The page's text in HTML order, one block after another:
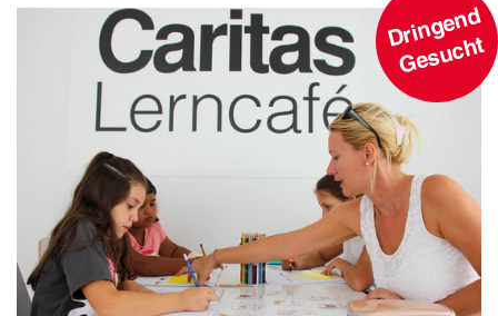
D
ri
n
g
e
n
d
G
e
s
u
c
ht